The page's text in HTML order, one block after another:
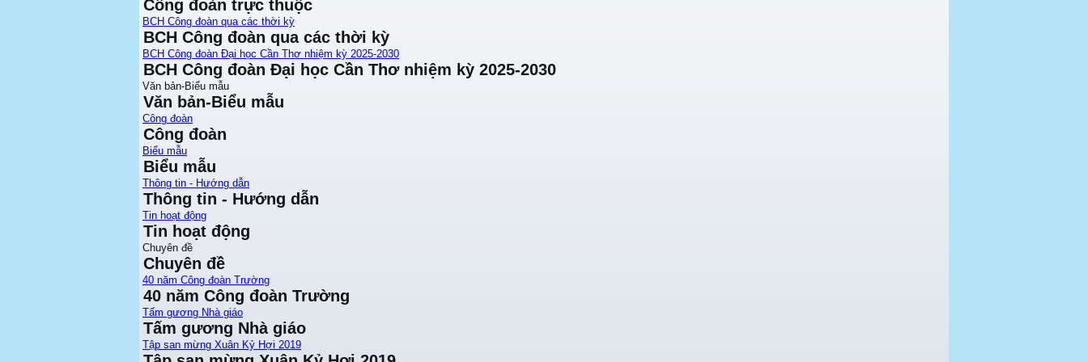
Công đoàn trực thuộc
BCH Công đoàn qua các thời kỳ
BCH Công đoàn qua các thời kỳ
BCH Công đoàn Đại học Cần Thơ nhiệm kỳ 2025-2030
BCH Công đoàn Đại học Cần Thơ nhiệm kỳ 2025-2030
Văn bản-Biểu mẫu
Văn bản-Biểu mẫu
Công đoàn
Công đoàn
Biểu mẫu
Biểu mẫu
Thông tin - Hướng dẫn
Thông tin - Hướng dẫn
Tin hoạt động
Tin hoạt động
Chuyên đề
Chuyên đề
40 năm Công đoàn Trường
40 năm Công đoàn Trường
Tấm gương Nhà giáo
Tấm gương Nhà giáo
Tập san mừng Xuân Kỷ Hợi 2019